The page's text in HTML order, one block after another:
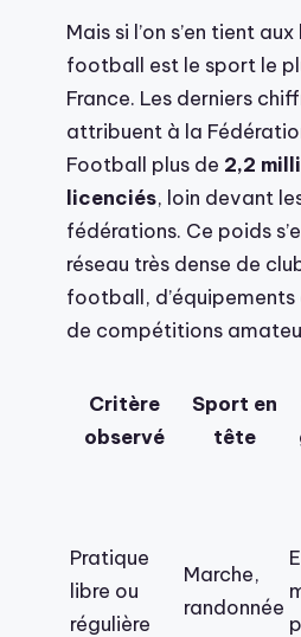
Mais si l’on s’en tient
football est le sport le
France. Les derniers
attribuent à la
Football plus de 2,2
licenciés, loin devant
fédérations. Ce poids
réseau très dense de
football,
de compétitions
Critère
observé
Sport en
tête
Pratique
libre ou
régulière
Marche,
randonnée